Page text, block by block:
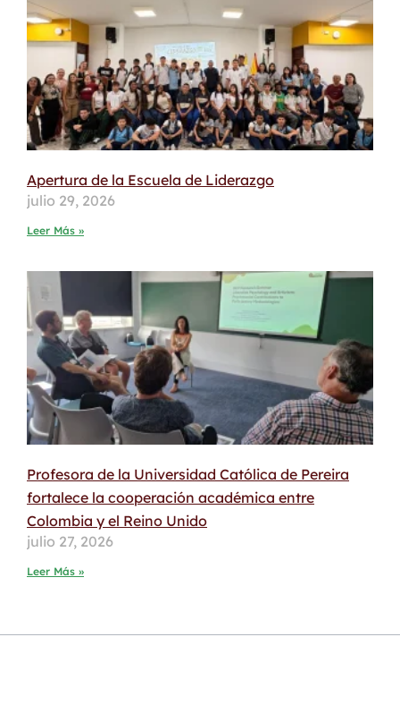
Apertura de la Escuela de Liderazgo
julio 29, 2026
Leer Más »
Profesora de la Universidad Católica de Pereira
fortalece la cooperación académica entre
Colombia y el Reino Unido
julio 27, 2026
Leer Más »